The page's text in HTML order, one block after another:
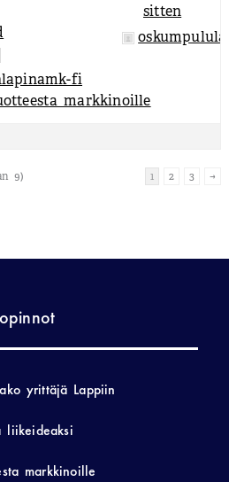
fi
markkinoille
sitten
9) 1 2 3 →
yrittäjä Lappiin
markkinoille